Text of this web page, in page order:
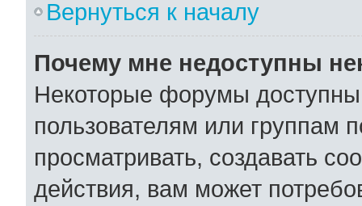
Вернуться к началу
Почему мне недоступны
Некоторые форумы
пользователям или группам
просматривать, создавать
действия, вам может